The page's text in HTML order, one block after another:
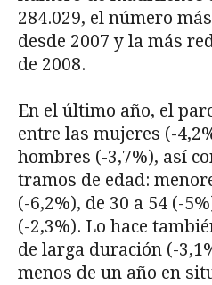
284.029, el número
desde 2007 y la más
de 2008.
En el último año, el
entre las mujeres (-
hombres (-3,7%), así
tramos de edad:
(-6,2%), de 30 a 54 (-
(-2,3%). Lo hace
de larga duración (-
menos de un año en